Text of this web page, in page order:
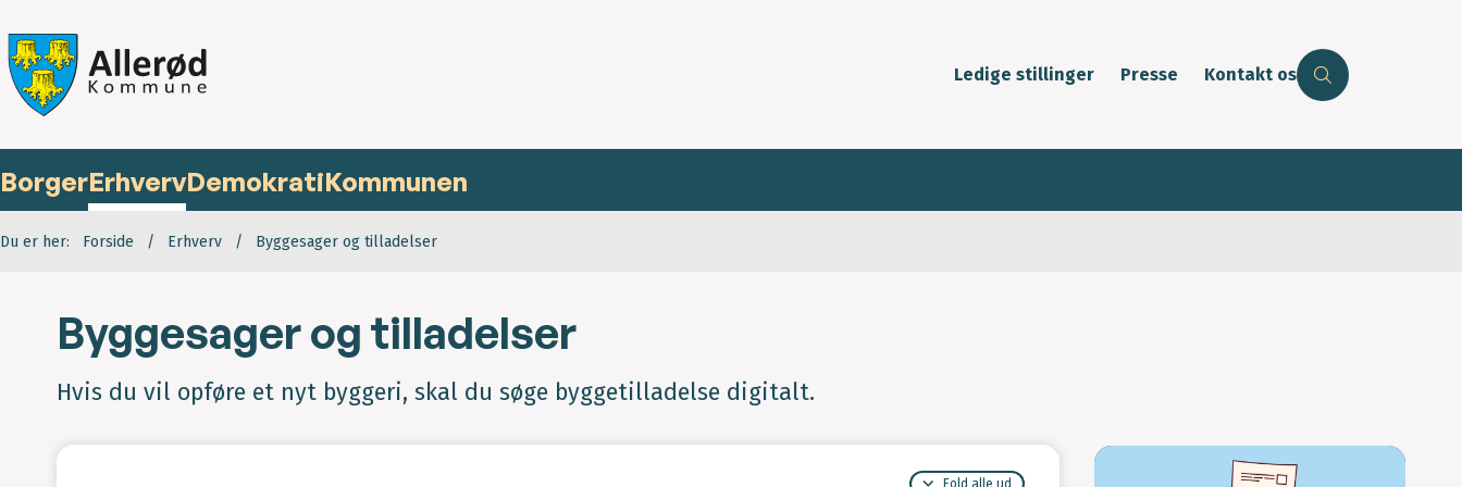
Ledige stillinger Presse Kontakt os
BorgerErhvervDemokratiKommunen
Du er her: Forside Erhverv Byggesager og tilladelser
Byggesager og tilladelser
Hvis du vil opføre et nyt byggeri, skal du søge byggetilladelse digitalt.